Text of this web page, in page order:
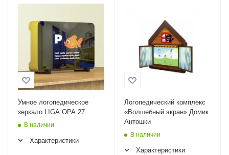
Умное логопедическое
зеркало LIGA ОРА 27
В наличии
Характеристики
Логопедический комплекс
«Волшебный экран» Домик
Антошки
В наличии
Характеристики